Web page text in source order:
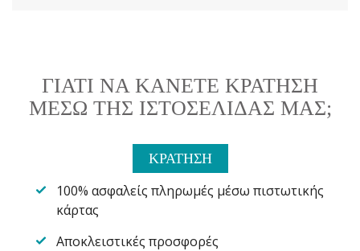
ΓΙΑΤΙ ΝΑ ΚΑΝΕΤΕ ΚΡΑΤΗΣΗ
ΜΕΣΩ ΤΗΣ ΙΣΤΟΣΕΛΙΔΑΣ ΜΑΣ;
ΚΡΑΤΗΣΗ
100% ασφαλείς πληρωμές μέσω πιστωτικής
κάρτας
Αποκλειστικές προσφορές